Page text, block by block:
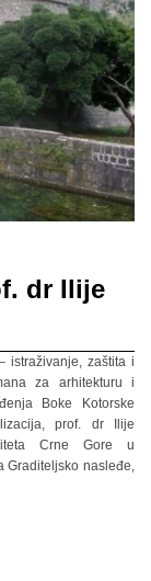
dr Ilije
istraživanje, zaštita i
za arhitekturu i
Boke Kotorske
prof. dr Ilije
Crne Gore u
nasleđe,